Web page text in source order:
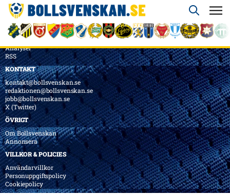
ÖVERSIKT
Nyheter & Reportage
Spelarbetyg
Analyser
RSS
KONTAKT
kontakt@bollsvenskan.se
redaktionen@bollsvenskan.se
jobb@bollsvenskan.se
X (Twitter)
ÖVRIGT
Om Bollsvenskan
Annonsera
VILLKOR & POLICIES
Användarvillkor
Personuppgiftspolicy
Cookiepolicy